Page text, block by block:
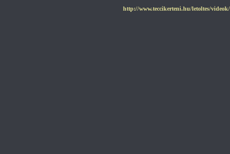
http://www.teccikerteni.hu/letoltes/